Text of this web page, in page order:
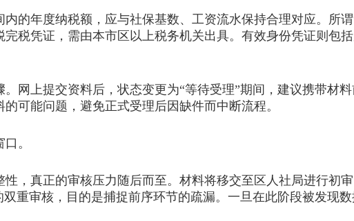
的年度纳税额，应与社保基数、工资流水保持合理对应。所谓
税凭证，需由本市区以上税务机关出具。有效身份凭证则包
上提交资料后，状态变更为“等待受理”期间，建议携带材
可能问题，避免正式受理后因缺件而中断流程。
。
真正的审核压力随后而至。材料将移交至区人社局进行初
重审核，目的是捕捉前序环节的疏漏。一旦在此阶段被发现